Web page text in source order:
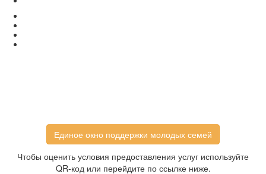
Единое окно поддержки молодых семей
Чтобы оценить условия предоставления услуг используйте
QR-код или перейдите по ссылке ниже.